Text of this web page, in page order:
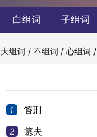
白组词 子组词
大组词 / 不组词 / 心组词 /
1 笞刑
2 篡夫